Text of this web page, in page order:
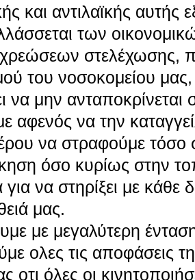
και αντιλαϊκής
των
στελέχωσης,
του νοσοκομείου
να μην ανταποκρίνεται
αφενός να την
να στραφούμε τόσο
όσο κυρίως στην
για να στηρίξει με κάθε
μας.
με μεγαλύτερη
ολες τις αποφάσεις
οτι όλες οι